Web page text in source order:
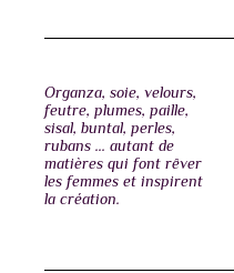
Organza, soie, velours,
feutre, plumes, paille,
sisal, buntal, perles,
rubans ... autant de
matières qui font rêver
les femmes et inspirent
la création.